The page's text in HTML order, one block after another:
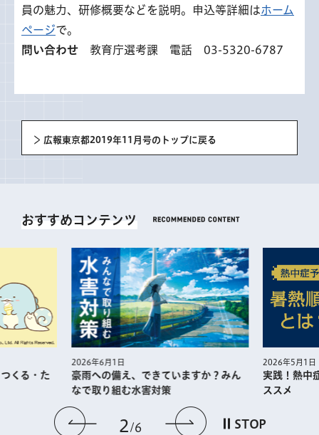
員の魅力、研修概要などを説明。申込等詳細はホーム
ページで。
問い合わせ 教育庁選考課 電話 03-5320-6787
広報東京都2019年11月号のトップに戻る
おすすめコンテンツ
前のスライドを表示
2 6 次のスライドを
STOP
くる・た
2026年6月1日
豪雨への備え、できていますか？みん
なで取り組む水害対策
2026年5月1日
実践！熱中
ススメ